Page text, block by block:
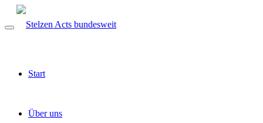
Start
Über uns